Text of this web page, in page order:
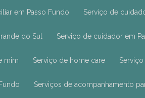
em Passo Fundo Serviço de
do Sul Serviço de cuidador em
mim Serviço de home care
Serviços de acompanhamento